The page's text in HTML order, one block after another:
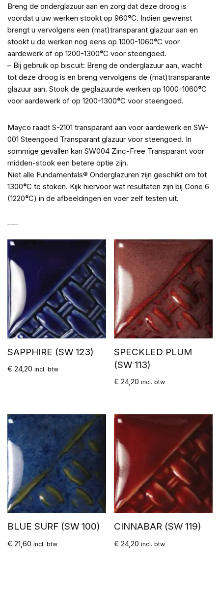
Breng de onderglazuur aan en zorg dat deze droog is
voordat u uw werken stookt op 960°C. Indien gewenst
brengt u vervolgens een (mat)transparant glazuur aan en
stookt u de werken nog eens op 1000-1060°C voor
aardewerk of op 1200-1300°C voor steengoed.
– Bij gebruik op biscuit: Breng de onderglazuur aan, wacht
tot deze droog is en breng vervolgens de (mat)transparante
glazuur aan. Stook de geglazuurde werken op 1000-1060°C
voor aardewerk of op 1200-1300°C voor steengoed.
Mayco raadt S-2101 transparant aan voor aardewerk en SW-
001 Steengoed Transparant glazuur voor steengoed. In
sommige gevallen kan SW004 Zinc-Free Transparant voor
midden-stook een betere optie zijn.
Niet alle Fundamentals® Onderglazuren zijn geschikt om tot
1300°C te stoken. Kijk hiervoor wat resultaten zijn bij Cone 6
(1220°C) in de afbeeldingen en voer zelf testen uit.
SAPPHIRE (SW 123)
€ 24,20 incl. btw
SPECKLED PLUM
(SW 113)
€ 24,20 incl. btw
BLUE SURF (SW 100)
€ 21,60 incl. btw
CINNABAR (SW 119)
€ 24,20 incl. btw